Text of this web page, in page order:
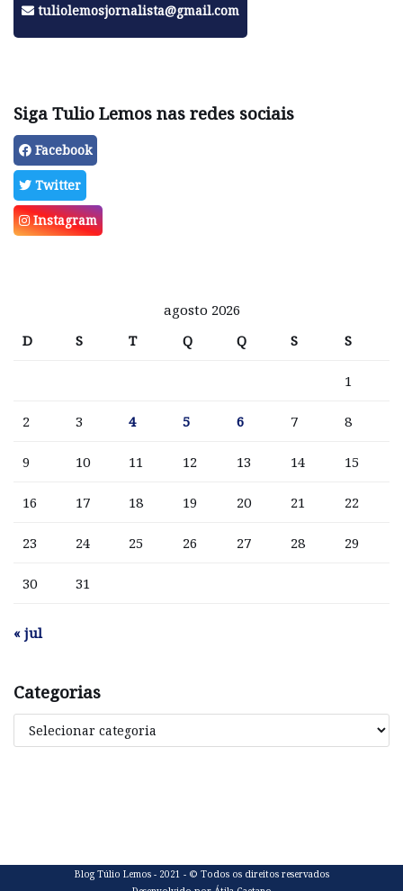
tuliolemosjornalista@gmail.com
Siga Tulio Lemos nas redes sociais
Facebook
Twitter
Instagram
agosto 2026
D
S T Q Q S S
1
2 3 4 5 6 7 8
9 10 11 12 13 14 15
16 17 18 19 20 21 22
23 24 25 26 27 28 29
30 31
« jul
Categorias
Blog Túlio Lemos - 2021 - © Todos os direitos reservados